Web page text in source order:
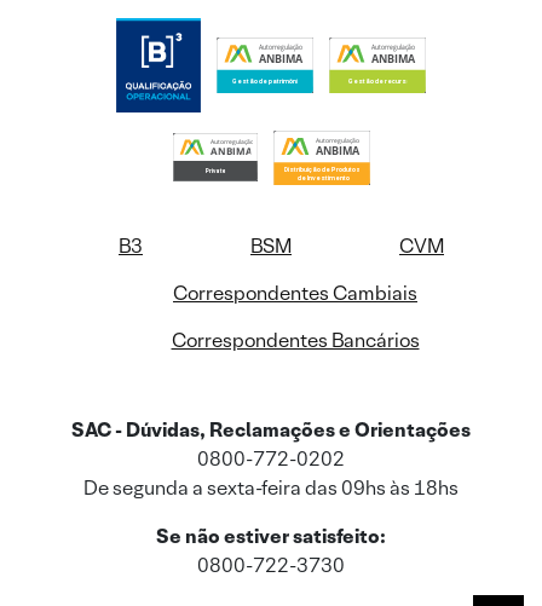
B3 BSM
CVM
Correspondentes Cambiais
Correspondentes Bancários
SAC - Dúvidas, Reclamações e Orientações
0800-772-0202
De segunda a sexta-feira das 09hs às 18hs
Se não estiver satisfeito:
0800-722-3730